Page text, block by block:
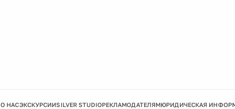
О НАСЭКСКУРСИИSILVER STUDIOРЕКЛАМОДАТЕЛЯМЮРИДИЧЕСКАЯ